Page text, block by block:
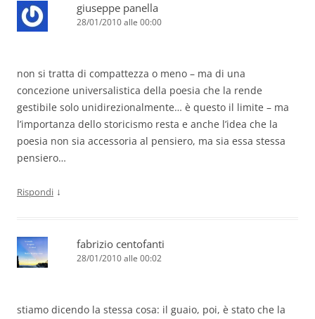
giuseppe panella
28/01/2010 alle 00:00
non si tratta di compattezza o meno – ma di una
concezione universalistica della poesia che la rende
gestibile solo unidirezionalmente… è questo il limite – ma
l’importanza dello storicismo resta e anche l’idea che la
poesia non sia accessoria al pensiero, ma sia essa stessa
pensiero…
Rispondi ↓
fabrizio centofanti
28/01/2010 alle 00:02
stiamo dicendo la stessa cosa: il guaio, poi, è stato che la